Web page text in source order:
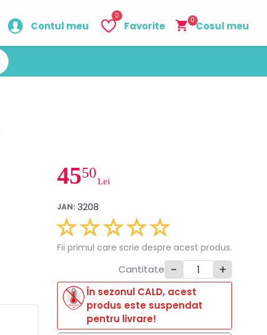
Contul meu Favorite
0
Cosul meu
0
4550
Lei
JAN: 3208
Fii primul care scrie despre acest produs.
Cantitate - +
În sezonul CALD, acest
produs este suspendat
pentru livrare!